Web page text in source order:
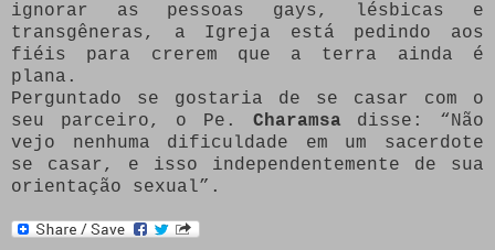
ignorar as pessoas gays, lésbicas e
transgêneras, a Igreja está pedindo aos
fiéis para crerem que a terra ainda é
plana.
Perguntado se gostaria de se casar com o
seu parceiro, o Pe. Charamsa disse: “Não
vejo nenhuma dificuldade em um sacerdote
se casar, e isso independentemente de sua
orientação sexual”.